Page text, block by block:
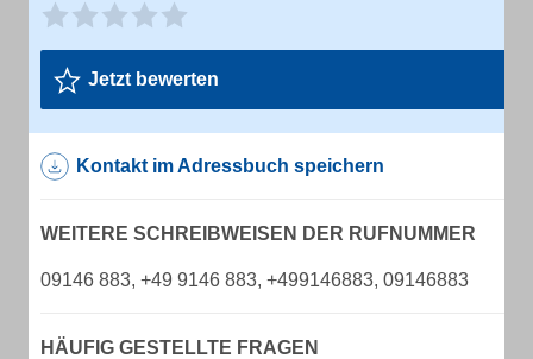
Jetzt bewerten
Kontakt im Adressbuch speichern
WEITERE SCHREIBWEISEN DER RUFNUMMER
09146 883, +49 9146 883, +499146883, 09146883
HÄUFIG GESTELLTE FRAGEN